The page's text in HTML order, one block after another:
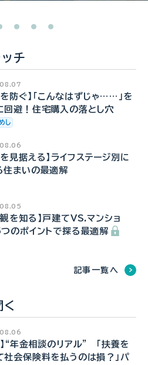
チ
を防ぐ】「こんなはずじゃ……」を
回避！住宅購入の落とし穴
を見据える】ライフステージ別に
住まいの最適解
観を知る】戸建てVS.マンショ
のポイントで探る最適解
記事一覧へ
】“年金相談のリアル” 「扶養を
社会保険料を払うのは損？」パ